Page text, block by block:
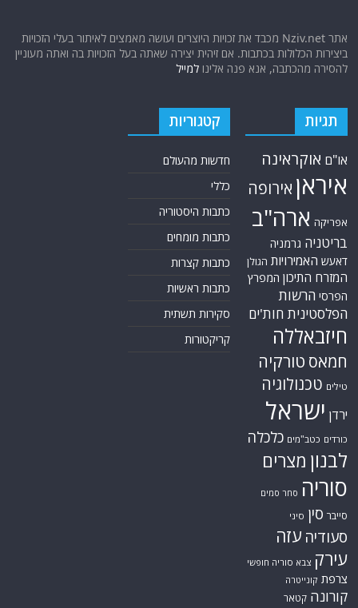
אתר Nziv.net מכבד את זכויות היוצרים ועושה מאמצים לאיתור בעלי הזכויות
ביצירות הכלולות בכתבות. אם זיהית יצירה שאתה בעל הזכויות בה ואתה מעוניין
להסירה מהכתבה, אנא פנה אלינולמייל
תגיות
או"ם אוקראינה
איראן אירופה
אפריקה ארה"ב
בריטניה גרמניה
דאעש האמירויות הגולן
המזרח התיכון המפרץ
הפרסי הרשות
הפלסטינית חות'ים
חיזבאללה
חמאס טורקיה
טילים טכנולוגיה
ירדן ישראל
כורדים כטב"מים כלכלה
לבנון מצרים
סוריה סחר סמים
סייבר סין סיני
סעודיה עזה
עירק צבא סוריה חופשי
צרפת קונייטרה
קורונה קטאר
קטגוריות
חדשות מהעולם
כללי
כתבות היסטוריה
כתבות מומחים
כתבות קצרות
כתבות ראשיות
סקירות תשתית
קריקטורות